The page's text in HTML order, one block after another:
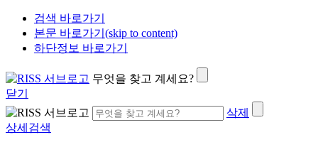
검색 바로가기
본문 바로가기(skip to content)
하단정보 바로가기
무엇을 찾고 계세요?
닫기
삭제
상세검색